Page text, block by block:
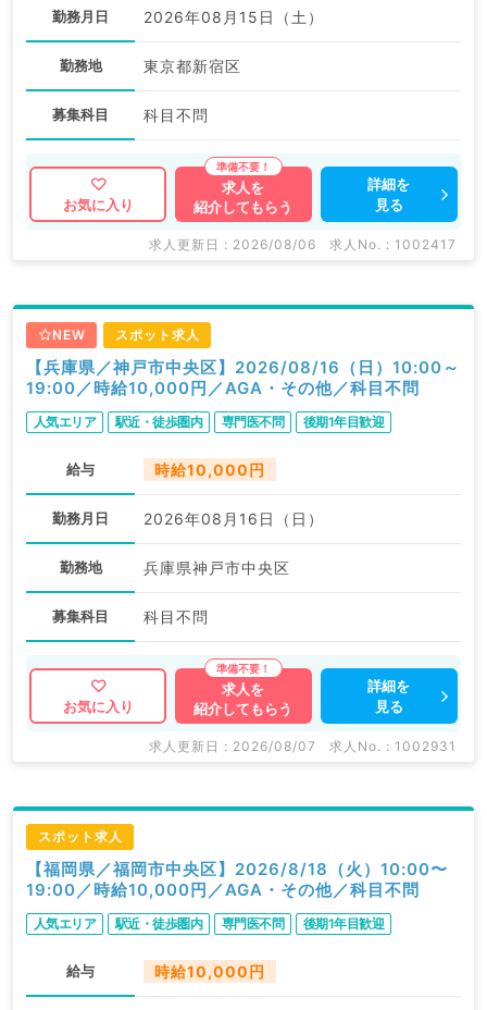
勤務月日 2026年08月15日（土）
勤務地 東京都新宿区
募集科目 科目不問
お気に入り
求人を
紹介してもらう
詳細を
見る
求人更新日 : 2026/08/06 求人No. : 1002417
NEW スポット求人
【兵庫県／神戸市中央区】2026/08/16（日）10:00～
19:00／時給10,000円／AGA・その他／科目不問
人気エリア 駅近・徒歩圏内 専門医不問 後期1年目歓迎
給与 時給10,000円
勤務月日 2026年08月16日（日）
勤務地 兵庫県神戸市中央区
募集科目 科目不問
お気に入り
求人を
紹介してもらう
詳細を
見る
求人更新日 : 2026/08/07 求人No. : 1002931
スポット求人
【福岡県／福岡市中央区】2026/8/18（火）10:00〜
19:00／時給10,000円／AGA・その他／科目不問
人気エリア 駅近・徒歩圏内 専門医不問 後期1年目歓迎
給与 時給10,000円